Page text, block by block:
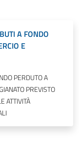
A FONDO
E
PERDUTO A
PREVISTO
ATTIVITÀ